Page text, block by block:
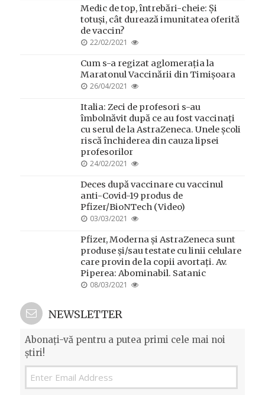
Medic de top, întrebări-cheie: Și
totuși, cât durează imunitatea oferită
de vaccin?
POSTED
22/02/2021
Cum s-a regizat aglomerația la
Maratonul Vaccinării din Timișoara
POSTED
26/04/2021
Italia: Zeci de profesori s-au
îmbolnăvit după ce au fost vaccinați
cu serul de la AstraZeneca. Unele școli
riscă închiderea din cauza lipsei
profesorilor
POSTED
24/02/2021
Deces după vaccinare cu vaccinul
anti-Covid-19 produs de
Pfizer/BioNTech (Video)
POSTED
03/03/2021
Pfizer, Moderna și AstraZeneca sunt
produse și/sau testate cu linii celulare
care provin de la copii avortați. Av.
Piperea: Abominabil. Satanic
POSTED
08/03/2021
NEWSLETTER
Abonați-vă pentru a putea primi cele mai noi
știri!